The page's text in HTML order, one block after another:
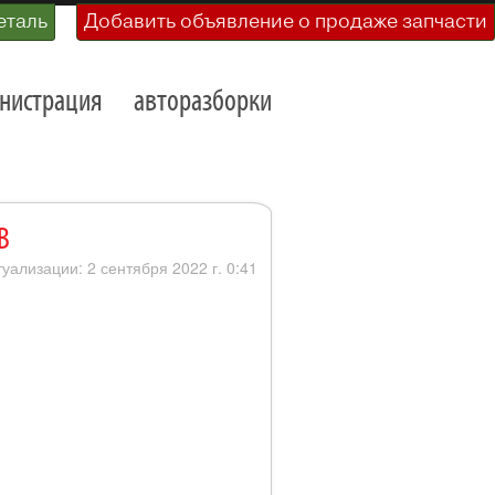
Добавить объявление о продаже запчасти
авторазборки
2 сентября 2022 г. 0:41